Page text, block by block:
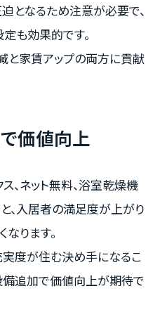
となるため注意が必要で、
も効果的です。
と家賃アップの両方に貢献
価値向上
、ネット無料、浴室乾燥機
、入居者の満足度が上がり
ります。
度が住む決め手になるこ
備追加で価値向上が期待で